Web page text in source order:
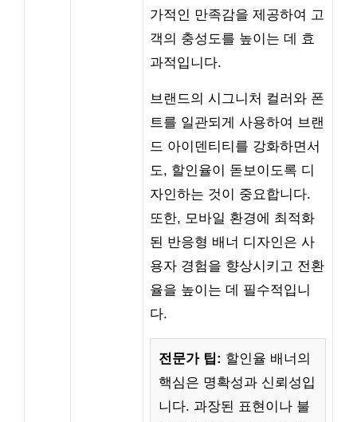
가적인 만족감을 제공하여 고
객의 충성도를 높이는 데 효
과적입니다.
브랜드의 시그니처 컬러와 폰
트를 일관되게 사용하여 브랜
드 아이덴티티를 강화하면서
도, 할인율이 돋보이도록 디
자인하는 것이 중요합니다.
또한, 모바일 환경에 최적화
된 반응형 배너 디자인은 사
용자 경험을 향상시키고 전환
율을 높이는 데 필수적입니
다.
전문가 팁: 할인율 배너의
핵심은 명확성과 신뢰성입
니다. 과장된 표현이나 불